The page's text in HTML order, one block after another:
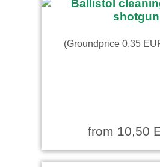
(Groundprice 0,35
from 10,50